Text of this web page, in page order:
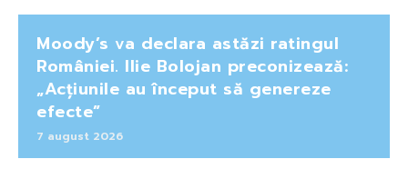
Moody’s va declara astăzi ratingul
României. Ilie Bolojan preconizează:
„Acțiunile au început să genereze
efecte”
7 august 2026